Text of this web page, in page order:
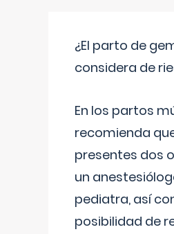
¿El parto de
considera de
En los partos
recomienda
presentes dos
un
pediatra, así
posibilidad de